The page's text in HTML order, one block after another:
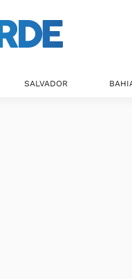
SALVADOR